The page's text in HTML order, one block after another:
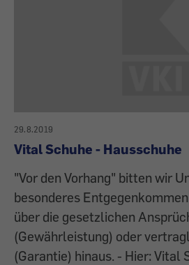
29.8.2019
Vital Schuhe - Hausschuhe
"Vor den Vorhang" bitten wir
besonderes
über die gesetzlichen
(Gewährleistung) oder
(Garantie) hinaus. - Hier: Vital